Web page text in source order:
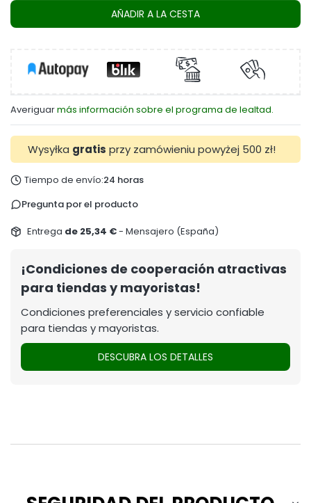
AÑADIR A LA CESTA
Averiguarmás información sobre el programa de lealtad.
Wysyłka gratis przy zamówieniu powyżej 500 zł!
Tiempo de envío:24 horas
Pregunta por el producto
Entrega de 25,34 €- Mensajero (España)
¡Condiciones de cooperación atractivas
para tiendas y mayoristas!
Condiciones preferenciales y servicio confiable
para tiendas y mayoristas.
DESCUBRA LOS DETALLES